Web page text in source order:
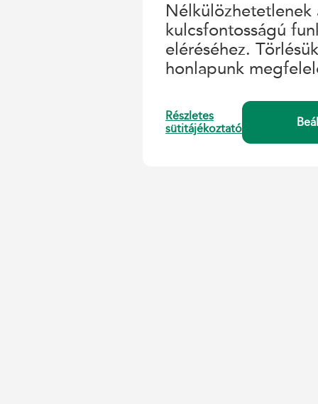
kulcsfontosságú
eléréséhez.
honlapunk
Részletes
sütitájékoztató